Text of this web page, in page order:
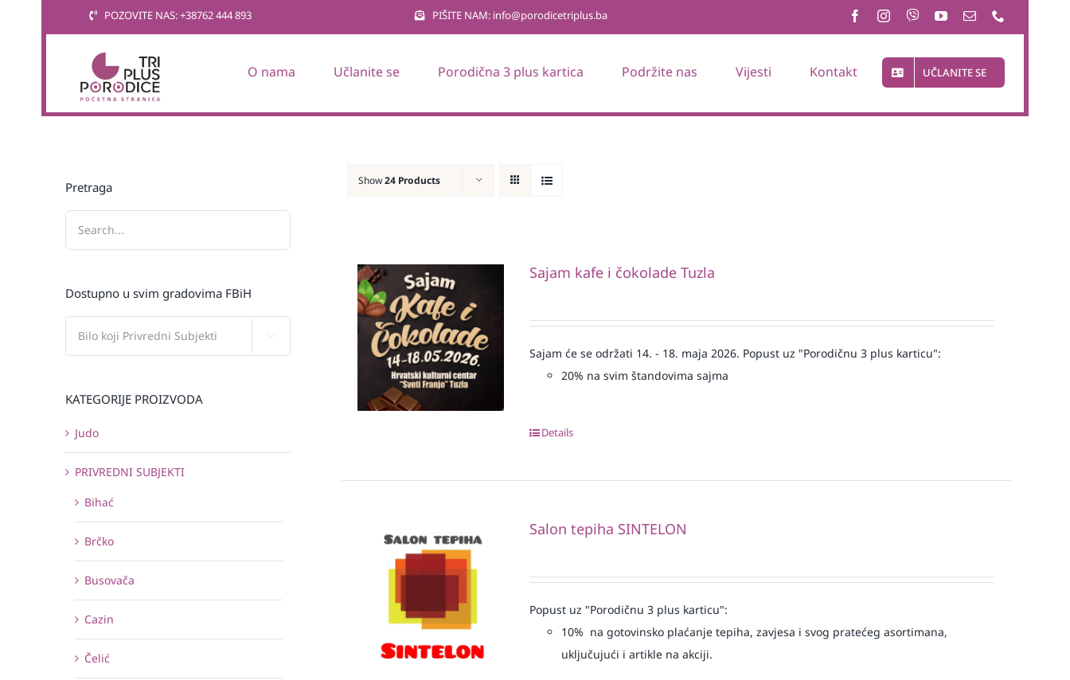
POZOVITE NAS: +38762 444 893 PIŠITE NAM: info@porodicetriplus.ba
O nama Učlanite se Porodična 3 plus kartica Podržite nas Vijesti Kontakt UČLANITE SE
Show24 Products
Sajam kafe i čokolade Tuzla
Sajam će se održati 14. - 18. maja 2026. Popust uz "Porodičnu 3 plus karticu":
20% na svim štandovima sajma
Details
Salon tepiha SINTELON
Popust uz "Porodičnu 3 plus karticu":
10% na gotovinsko plaćanje tepiha, zavjesa i svog pratećeg asortimana,
uključujući i artikle na akciji.
Pretraga
Dostupno u svim gradovima FBiH
KATEGORIJE PROIZVODA
Judo
PRIVREDNI SUBJEKTI
Bihać
Brčko
Busovača
Cazin
Čelić